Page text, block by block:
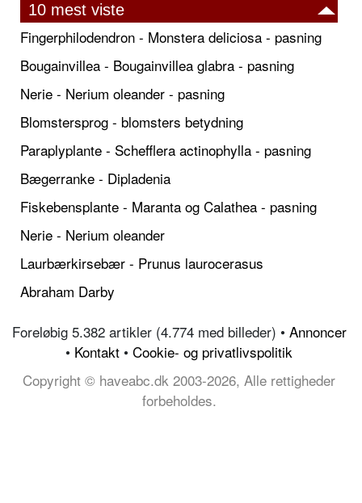
10 mest viste
Fingerphilodendron - Monstera deliciosa - pasning
Bougainvillea - Bougainvillea glabra - pasning
Nerie - Nerium oleander - pasning
Blomstersprog - blomsters betydning
Paraplyplante - Schefflera actinophylla - pasning
Bægerranke - Dipladenia
Fiskebensplante - Maranta og Calathea - pasning
Nerie - Nerium oleander
Laurbærkirsebær - Prunus laurocerasus
Abraham Darby
Foreløbig 5.382 artikler (4.774 med billeder) • Annoncer
• Kontakt • Cookie- og privatlivspolitik
Copyright © haveabc.dk 2003-2026, Alle rettigheder
forbeholdes.